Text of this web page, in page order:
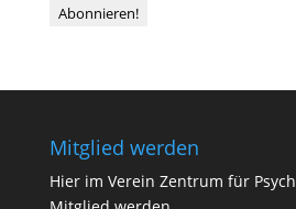
Mitglied werden
Hier im Verein Zentrum für